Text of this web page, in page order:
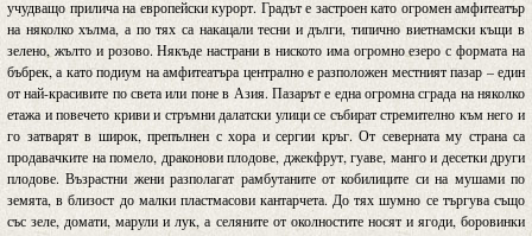
учудващо прилича на европейски курорт. Градът е застроен като огромен амфитеатър
на няколко хълма, а по тях са накацали тесни и дълги, типично виетнамски къщи в
зелено, жълто и розово. Някъде настрани в ниското има огромно езеро с формата на
бъбрек, а като подиум на амфитеатъра централно е разположен местният пазар – един
от най-красивите по света или поне в Азия. Пазарът е една огромна сграда на няколко
етажа и повечето криви и стръмни далатски улици се събират стремително към него и
го затварят в широк, препълнен с хора и сергии кръг. От северната му страна са
продавачките на помело, драконови плодове, джекфрут, гуаве, манго и десетки други
плодове. Възрастни жени разполагат рамбутаните от кобилиците си на мушами по
земята, в близост до малки пластмасови кантарчета. До тях шумно се търгува също
със зеле, домати, марули и лук, а селяните от околностите носят и ягоди, боровинки